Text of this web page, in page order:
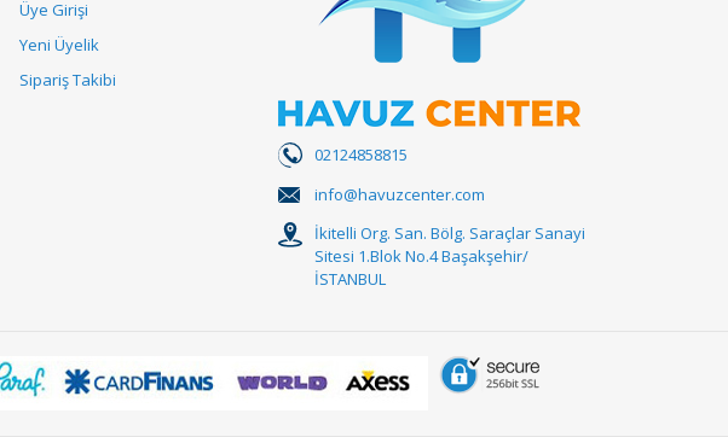
Üye Girişi
Yeni Üyelik
Sipariş Takibi
02124858815
info@havuzcenter.com
İkitelli Org. San. Bölg. Saraçlar Sanayi
Sitesi 1.Blok No.4 Başakşehir/
İSTANBUL